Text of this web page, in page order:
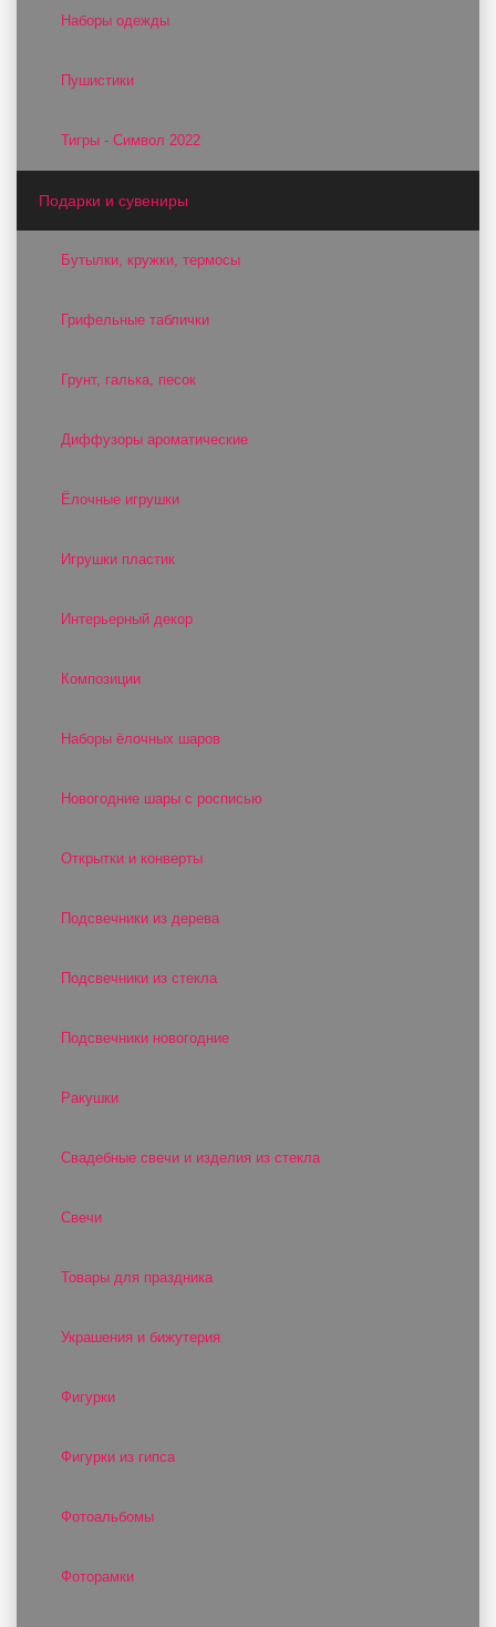
Наборы одежды
Пушистики
Тигры - Символ 2022
Подарки и сувениры
Бутылки, кружки, термосы
Грифельные таблички
Грунт, галька, песок
Диффузоры ароматические
Ёлочные игрушки
Игрушки пластик
Интерьерный декор
Композиции
Наборы ёлочных шаров
Новогодние шары с росписью
Открытки и конверты
Подсвечники из дерева
Подсвечники из стекла
Подсвечники новогодние
Ракушки
Свадебные свечи и изделия из стекла
Свечи
Товары для праздника
Украшения и бижутерия
Фигурки
Фигурки из гипса
Фотоальбомы
Фоторамки